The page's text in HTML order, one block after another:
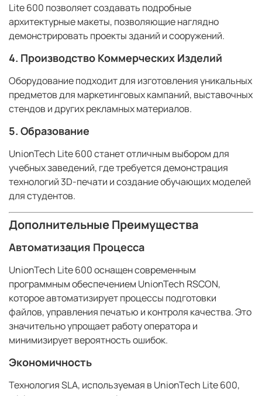
Lite 600 позволяет создавать подробные
архитектурные макеты, позволяющие наглядно
демонстрировать проекты зданий и сооружений.
4. Производство Коммерческих Изделий
Оборудование подходит для изготовления уникальных
предметов для маркетинговых кампаний, выставочных
стендов и других рекламных материалов.
5. Образование
UnionTech Lite 600 станет отличным выбором для
учебных заведений, где требуется демонстрация
технологий 3D-печати и создание обучающих моделей
для студентов.
Дополнительные Преимущества
Автоматизация Процесса
UnionTech Lite 600 оснащен современным
программным обеспечением UnionTech RSCON,
которое автоматизирует процессы подготовки
файлов, управления печатью и контроля качества. Это
значительно упрощает работу оператора и
минимизирует вероятность ошибок.
Экономичность
Технология SLA, используемая в UnionTech Lite 600,